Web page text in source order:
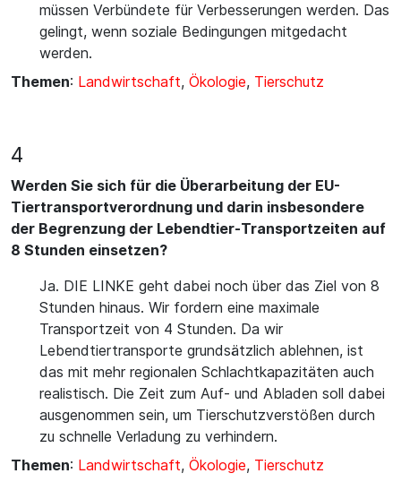
müssen Verbündete für Verbesserungen werden. Das
gelingt, wenn soziale Bedingungen mitgedacht
werden.
Themen: Landwirtschaft, Ökologie, Tierschutz
4
Werden Sie sich für die Überarbeitung der EU-
Tiertransportverordnung und darin insbesondere
der Begrenzung der Lebendtier-Transportzeiten auf
8 Stunden einsetzen?
Ja. DIE LINKE geht dabei noch über das Ziel von 8
Stunden hinaus. Wir fordern eine maximale
Transportzeit von 4 Stunden. Da wir
Lebendtiertransporte grundsätzlich ablehnen, ist
das mit mehr regionalen Schlachtkapazitäten auch
realistisch. Die Zeit zum Auf- und Abladen soll dabei
ausgenommen sein, um Tierschutzverstößen durch
zu schnelle Verladung zu verhindern.
Themen: Landwirtschaft, Ökologie, Tierschutz